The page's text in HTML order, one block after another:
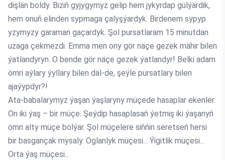
dişlän boldy. Biziň gyjygymyz gelip hem jykyrdap gülýärdik,
hem onuň elinden sypmaga çalyşýardyk. Birdenem sypyp
yzymyzy garaman gaçardyk. Şol pursatlaram 15 minutdan
uzaga çekmezdi. Emma men ony gör näçe gezek mähir bilen
ýatlandyryn. O bende gör näçe gezek ýatlandyr! Belki adam
ömri aýlary ýyllary bilen däl-de, şeýle pursatlary bilen
ajaýypdyr?!
Ata-babalarymyz ýaşan ýaşlaryny müçede hasaplar ekenler.
On iki ýaş – bir müçe. Şeýdip hasaplasaň ýetmiş iki ýaşanyň
ömri alty müçe bolýar. Şol müçelere siňňin seretseň hersi
bir basgançak mysaly. Oglanlyk müçesi... Ýigitlik müçesi...
Orta ýaş müçesi...